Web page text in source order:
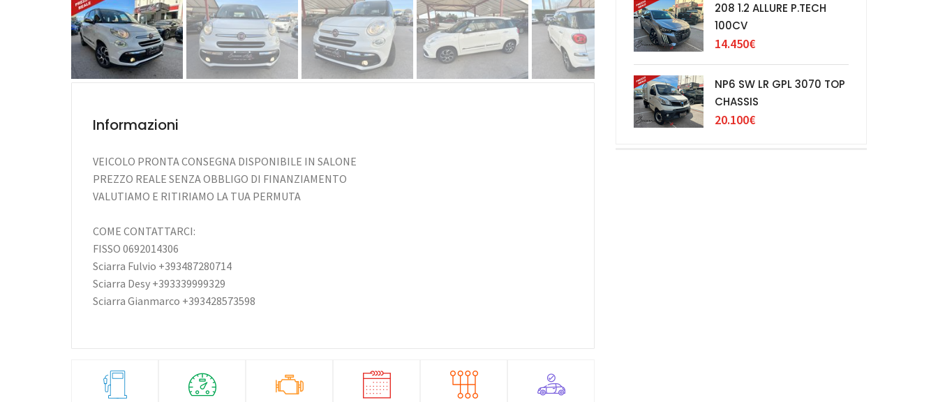
Informazioni
VEICOLO PRONTA CONSEGNA DISPONIBILE IN SALONE
PREZZO REALE SENZA OBBLIGO DI FINANZIAMENTO
VALUTIAMO E RITIRIAMO LA TUA PERMUTA
COME CONTATTARCI:
FISSO 0692014306
Sciarra Fulvio +393487280714
Sciarra Desy +393339999329
Sciarra Gianmarco +393428573598
208 1.2 ALLURE P.TECH
100CV
14.450€
NP6 SW LR GPL 3070 TOP
CHASSIS
20.100€